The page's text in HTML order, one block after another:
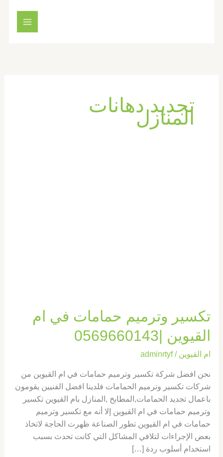
تجديد دهانات
المنازل
تكسير وترميم حمامات في ام
القيوين |0569660143
ام القيوين /
adminrtyf
نحن افضل شركة تكسير وترميم حمامات في ام القيوين من
شركات تكسير وترميم الحمامات فلدينا افضل الفنيين يقومون
باعمال تجديد الحمامات,المطابخ ,المنازل بام القيوين تكسير
وترميم حمامات في ام القيوين إلا أنه مع تكسير وترميم
حمامات في ام القيوين تطور الصناعة ظهرت الحاجة لاتخاذ
بعض الإجراءات لتلافي المشاكل التي كانت تحدث بسبب
استخدام أسلوب ردة […]